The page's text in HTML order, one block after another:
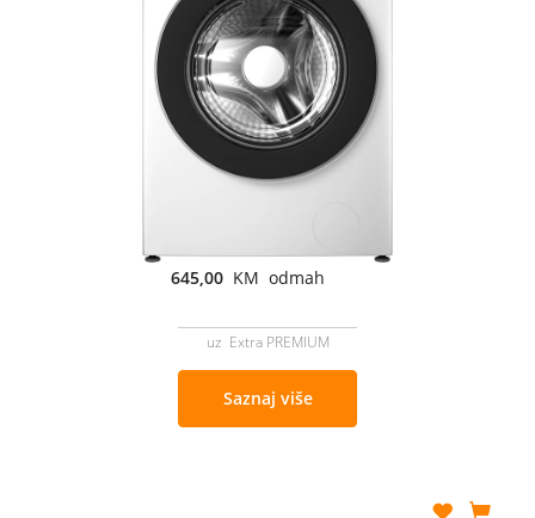
645,00 KM odmah
uz Extra PREMIUM
Saznaj više